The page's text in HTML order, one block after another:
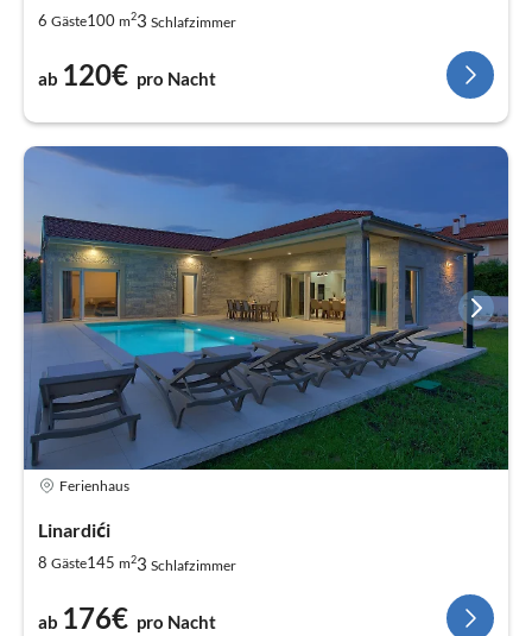
6 Gäste100 m23 Schlafzimmer
ab 120€ pro Nacht
Ferienhaus
Linardići
8 Gäste145 m23 Schlafzimmer
ab 176€ pro Nacht